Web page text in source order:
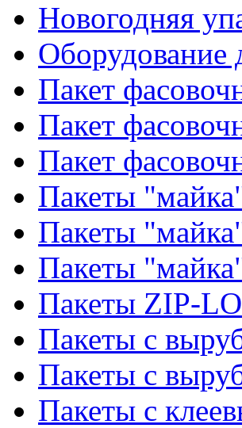
Новогодняя
Оборудование
Пакет
Пакет
Пакет
Пакеты
Пакеты
Пакеты
Пакеты ZIP-
Пакеты с
Пакеты с
Пакеты с